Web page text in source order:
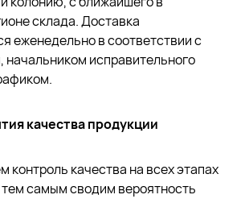
склада. Доставка
еженедельно в соответствии с
исправительного
качества продукции
контроль качества на всех этапах
тем самым сводим вероятность